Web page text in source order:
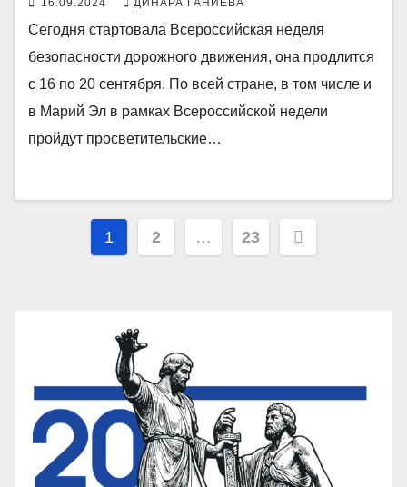
аварийности с участием детей
Сегодня стартовала Всероссийская неделя
безопасности дорожного движения, она продлится
с 16 по 20 сентября. По всей стране, в том числе и
в Марий Эл в рамках Всероссийской недели
пройдут просветительские…
Пагинация
1 2 … 23